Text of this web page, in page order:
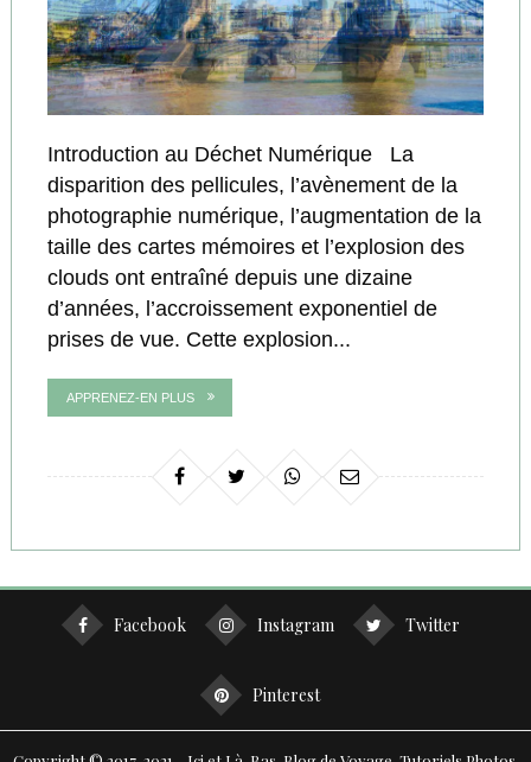
Introduction au Déchet Numérique La
disparition des pellicules, l’avènement de la
photographie numérique, l’augmentation de la
taille des cartes mémoires et l’explosion des
clouds ont entraîné depuis une dizaine
d’années, l’accroissement exponentiel de
prises de vue. Cette explosion...
APPRENEZ-EN PLUS
Facebook Instagram Twitter
Pinterest